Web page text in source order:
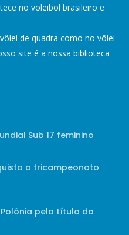
no voleibol brasileiro e
de quadra como no vôlei
site é a nossa biblioteca
Sub 17 feminino
o tricampeonato
pelo título da